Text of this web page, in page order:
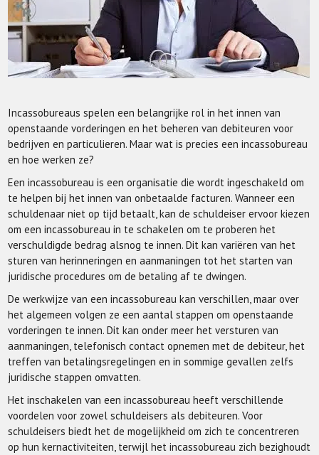
Incassobureaus spelen een belangrijke rol in het innen van
openstaande vorderingen en het beheren van debiteuren voor
bedrijven en particulieren. Maar wat is precies een incassobureau
en hoe werken ze?
Een incassobureau is een organisatie die wordt ingeschakeld om
te helpen bij het innen van onbetaalde facturen. Wanneer een
schuldenaar niet op tijd betaalt, kan de schuldeiser ervoor kiezen
om een incassobureau in te schakelen om te proberen het
verschuldigde bedrag alsnog te innen. Dit kan variëren van het
sturen van herinneringen en aanmaningen tot het starten van
juridische procedures om de betaling af te dwingen.
De werkwijze van een incassobureau kan verschillen, maar over
het algemeen volgen ze een aantal stappen om openstaande
vorderingen te innen. Dit kan onder meer het versturen van
aanmaningen, telefonisch contact opnemen met de debiteur, het
treffen van betalingsregelingen en in sommige gevallen zelfs
juridische stappen omvatten.
Het inschakelen van een incassobureau heeft verschillende
voordelen voor zowel schuldeisers als debiteuren. Voor
schuldeisers biedt het de mogelijkheid om zich te concentreren
op hun kernactiviteiten, terwijl het incassobureau zich bezighoudt